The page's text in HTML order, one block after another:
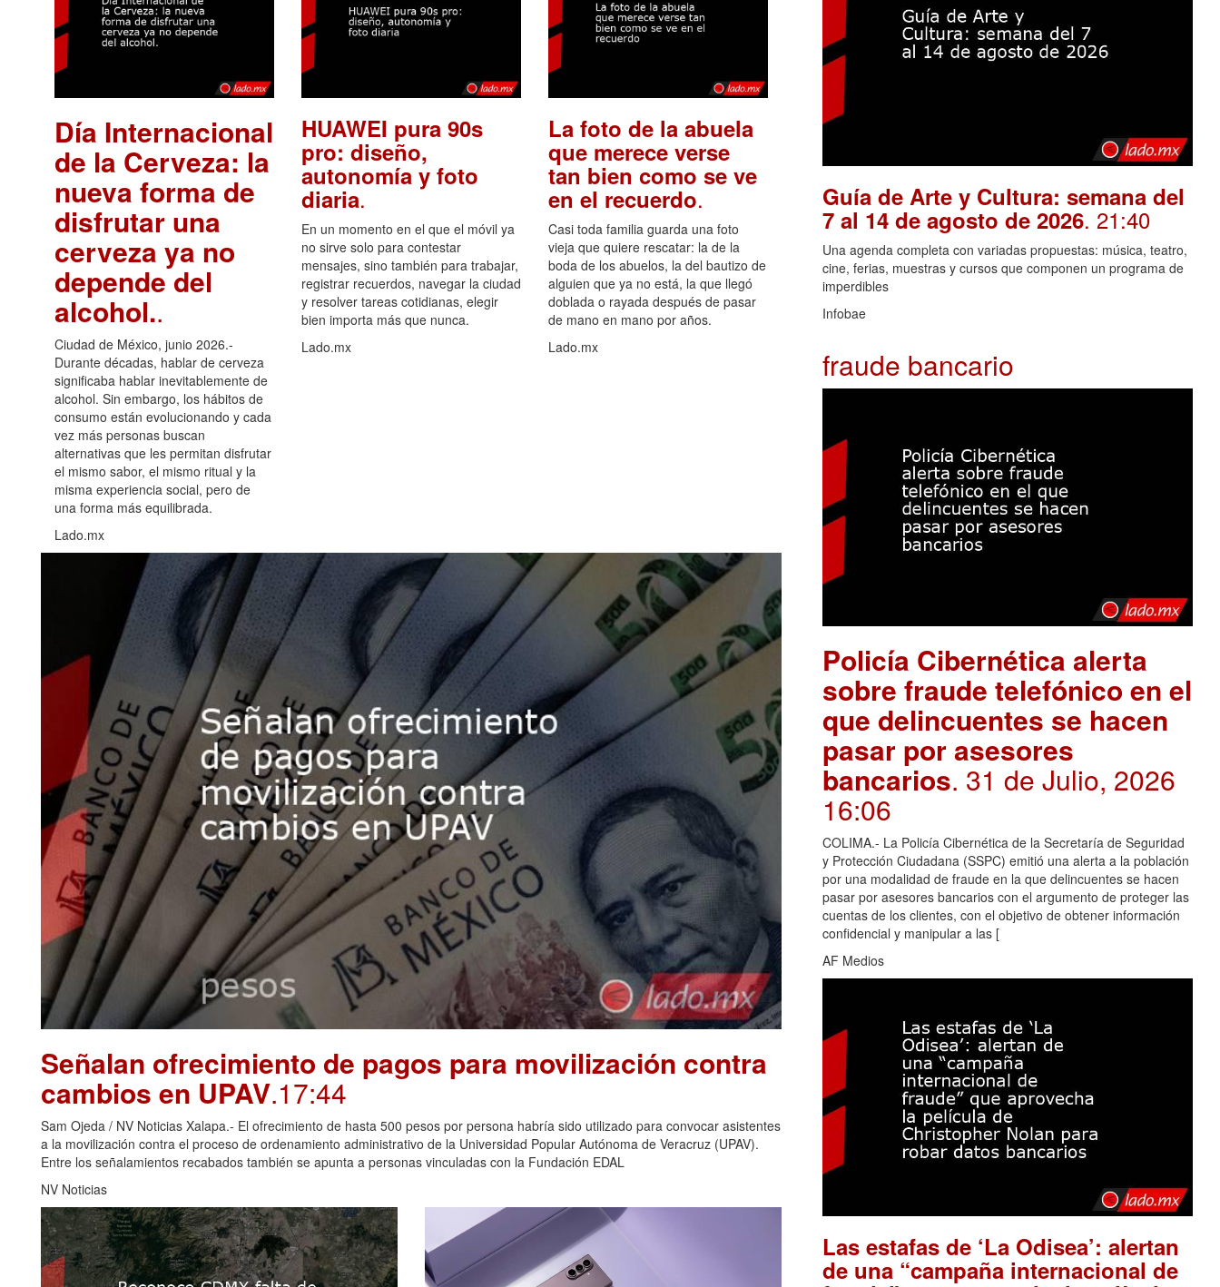
Día Internacional
de la Cerveza: la
nueva forma de
disfrutar una
cerveza ya no
depende del
alcohol..
Ciudad de México, junio 2026.-
Durante décadas, hablar de cerveza
significaba hablar inevitablemente de
alcohol. Sin embargo, los hábitos de
consumo están evolucionando y cada
vez más personas buscan
alternativas que les permitan disfrutar
el mismo sabor, el mismo ritual y la
misma experiencia social, pero de
una forma más equilibrada.
Lado.mx
HUAWEI pura 90s
pro: diseño,
autonomía y foto
diaria.
En un momento en el que el móvil ya
no sirve solo para contestar
mensajes, sino también para trabajar,
registrar recuerdos, navegar la ciudad
y resolver tareas cotidianas, elegir
bien importa más que nunca.
Lado.mx
La foto de la abuela
que merece verse
tan bien como se ve
en el recuerdo.
Casi toda familia guarda una foto
vieja que quiere rescatar: la de la
boda de los abuelos, la del bautizo de
alguien que ya no está, la que llegó
doblada o rayada después de pasar
de mano en mano por años.
Lado.mx
Señalan ofrecimiento de pagos para movilización contra
cambios en UPAV.17:44
Sam Ojeda / NV Noticias Xalapa.- El ofrecimiento de hasta 500 pesos por persona habría sido utilizado para convocar asistentes
a la movilización contra el proceso de ordenamiento administrativo de la Universidad Popular Autónoma de Veracruz (UPAV).
Entre los señalamientos recabados también se apunta a personas vinculadas con la Fundación EDAL
NV Noticias
Guía de Arte y Cultura: semana del
7 al 14 de agosto de 2026. 21:40
Una agenda completa con variadas propuestas: música, teatro,
cine, ferias, muestras y cursos que componen un programa de
imperdibles
Infobae
fraude bancario
Policía Cibernética alerta
sobre fraude telefónico en el
que delincuentes se hacen
pasar por asesores
bancarios. 31 de Julio, 2026
16:06
COLIMA.- La Policía Cibernética de la Secretaría de Seguridad
y Protección Ciudadana (SSPC) emitió una alerta a la población
por una modalidad de fraude en la que delincuentes se hacen
pasar por asesores bancarios con el argumento de proteger las
cuentas de los clientes, con el objetivo de obtener información
confidencial y manipular a las [
AF Medios
Las estafas de ‘La Odisea’: alertan
de una “campaña internacional de